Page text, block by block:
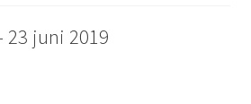
23 juni 2019